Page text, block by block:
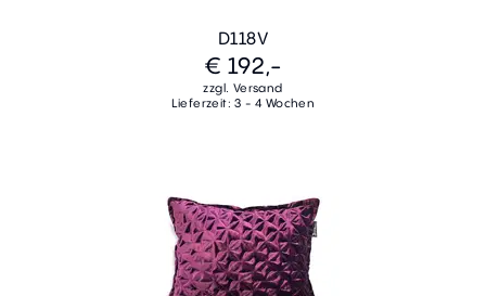
D118V
€ 192,-
zzgl. Versand
Lieferzeit: 3 - 4 Wochen